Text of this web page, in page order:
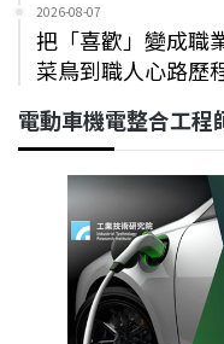
2026-08-07
把「喜歡」變成職
菜鳥到職人心路歷
電動車機電整合工程